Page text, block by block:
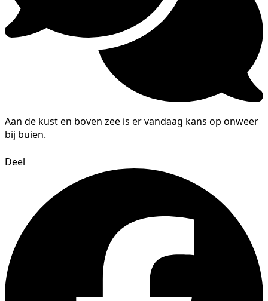
Aan de kust en boven zee is er vandaag kans op onweer
bij buien.
Deel